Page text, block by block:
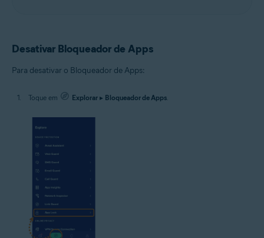
Desativar Bloqueador de Apps
Para desativar o Bloqueador de Apps:
Toque em Explorar ▸ Bloqueador de Apps